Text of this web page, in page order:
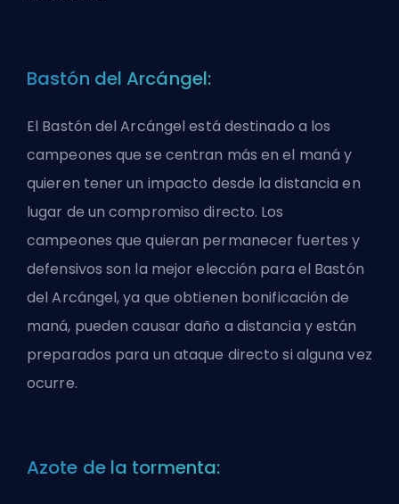
Bastón del Arcángel:
El Bastón del Arcángel está destinado a los
campeones que se centran más en el maná y
quieren tener un impacto desde la distancia en
lugar de un compromiso directo. Los
campeones que quieran permanecer fuertes y
defensivos son la mejor elección para el Bastón
del Arcángel, ya que obtienen bonificación de
maná, pueden causar daño a distancia y están
preparados para un ataque directo si alguna vez
ocurre.
Azote de la tormenta: